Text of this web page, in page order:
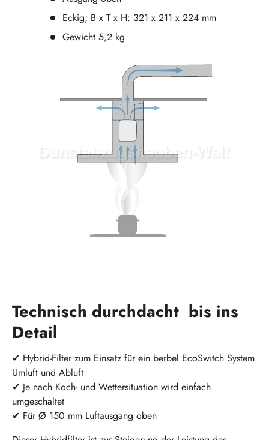
Eckig; B x T x H: 321 x 211 x 224 mm
Gewicht 5,2 kg
Technisch durchdacht bis ins
Detail
✔ Hybrid-Filter zum Einsatz für ein berbel EcoSwitch System
Umluft und Abluft
✔ Je nach Koch- und Wettersituation wird einfach
umgeschaltet
✔ Für Ø 150 mm Luftausgang oben